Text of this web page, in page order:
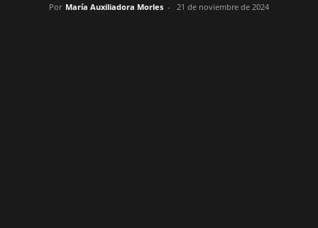
Por María Auxiliadora Morles - 21 de noviembre de 2024